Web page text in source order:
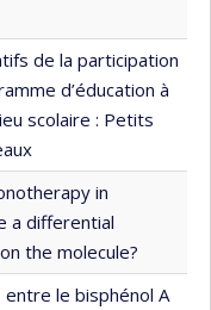
de la participation
d’éducation à
scolaire : Petits
in
a differential
the molecule?
le bisphénol A